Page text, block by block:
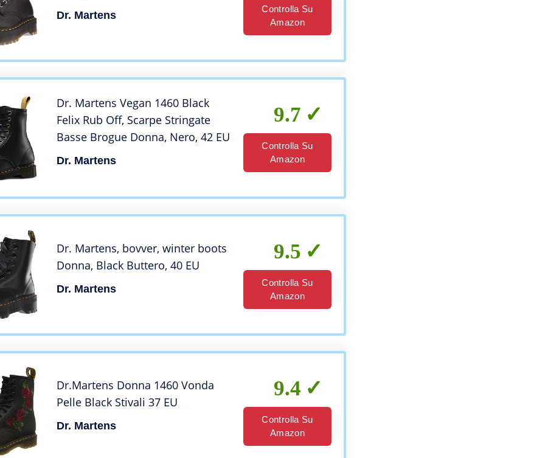
Dr. Martens
Controlla Su
Amazon
Dr. Martens Vegan 1460 Black
Felix Rub Off, Scarpe Stringate
Basse Brogue Donna, Nero, 42 EU
Dr. Martens
9.7
Controlla Su
Amazon
Dr. Martens, bovver, winter boots
Donna, Black Buttero, 40 EU
Dr. Martens
9.5
Controlla Su
Amazon
Dr.Martens Donna 1460 Vonda
Pelle Black Stivali 37 EU
Dr. Martens
9.4
Controlla Su
Amazon